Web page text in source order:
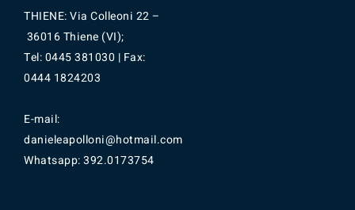
THIENE: Via Colleoni 22 –
36016 Thiene (VI);
Tel: 0445 381030 | Fax:
0444 1824203
E-mail:
danieleapolloni@hotmail.com
Whatsapp:392.0173754